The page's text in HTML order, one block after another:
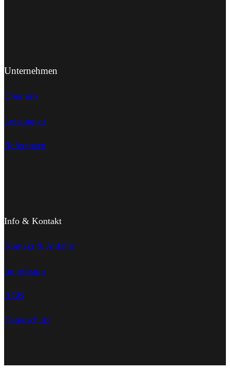
Unternehmen
Über uns
Leistungen
Referenzen
Info & Kontakt
Kontakt & Anfahrt
Impressum
AGB
Datenschutz